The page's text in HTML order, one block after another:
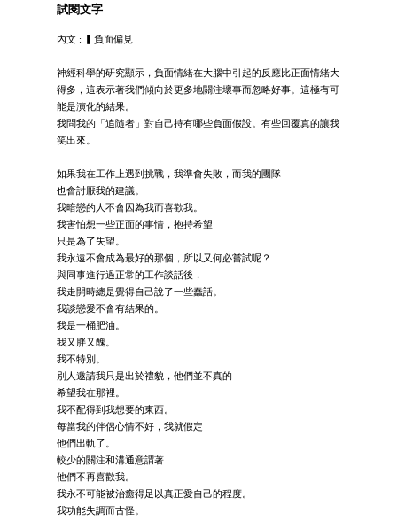
試閱文字
內文 : ▍負面偏見
神經科學的研究顯示，負面情緒在大腦中引起的反應比正面情緒大
得多，這表示著我們傾向於更多地關注壞事而忽略好事。這極有可
能是演化的結果。
我問我的「追隨者」對自己持有哪些負面假設。有些回覆真的讓我
笑出來。
如果我在工作上遇到挑戰，我準會失敗，而我的團隊
也會討厭我的建議。
我暗戀的人不會因為我而喜歡我。
我害怕想一些正面的事情，抱持希望
只是為了失望。
我永遠不會成為最好的那個，所以又何必嘗試呢？
與同事進行過正常的工作談話後，
我走開時總是覺得自己說了一些蠢話。
我談戀愛不會有結果的。
我是一桶肥油。
我又胖又醜。
我不特別。
別人邀請我只是出於禮貌，他們並不真的
希望我在那裡。
我不配得到我想要的東西。
每當我的伴侶心情不好，我就假定
他們出軌了。
較少的關注和溝通意謂著
他們不再喜歡我。
我永不可能被治癒得足以真正愛自己的程度。
我功能失調而古怪。